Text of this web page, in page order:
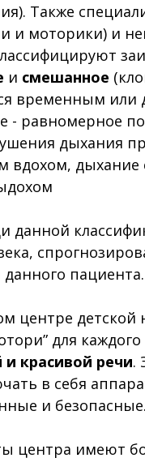
Также
и моторики) и
и смешанное
временным
- равномерное
дыхания
вдохом,
данной
пациента.
центре детской
для
и красивой речи.
в себя
и
центра имеют